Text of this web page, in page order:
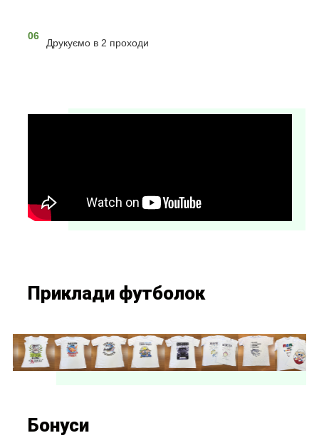
06
Друкуємо в 2 проходи
Приклади футболок
Бонуси